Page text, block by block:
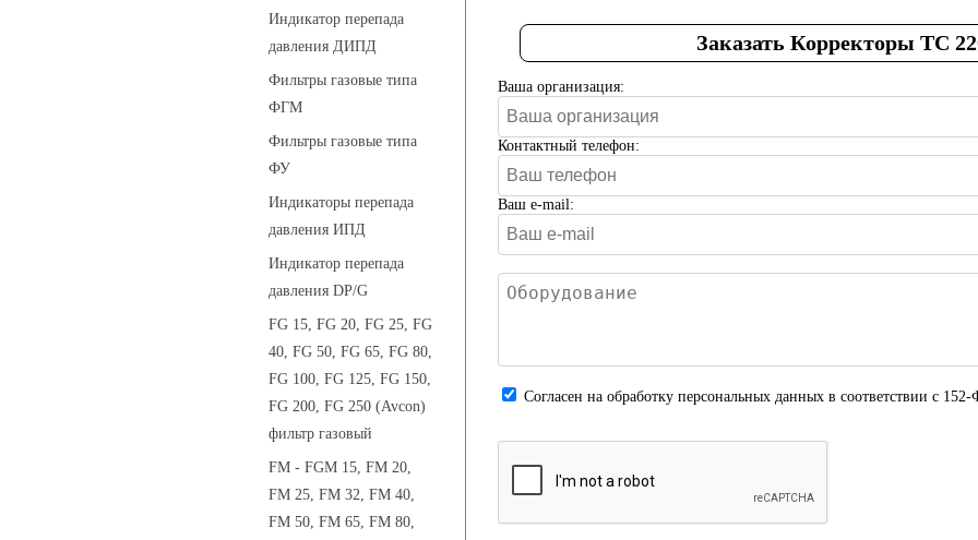
Индикатор перепада
давления ДИПД
Фильтры газовые типа
ФГМ
Фильтры газовые типа
ФУ
Индикаторы перепада
давления ИПД
Индикатор перепада
давления DP/G
FG 15, FG 20, FG 25, FG
40, FG 50, FG 65, FG 80,
FG 100, FG 125, FG 150,
FG 200, FG 250 (Avcon)
фильтр газовый
FM - FGM 15, FM 20,
FM 25, FM 32, FM 40,
FM 50, FM 65, FM 80,
Заказать Корректоры ТС
Ваша организация:
Контактный телефон:
Ваш e-mail:
Cогласен на обработку персональных данных в соответствии с